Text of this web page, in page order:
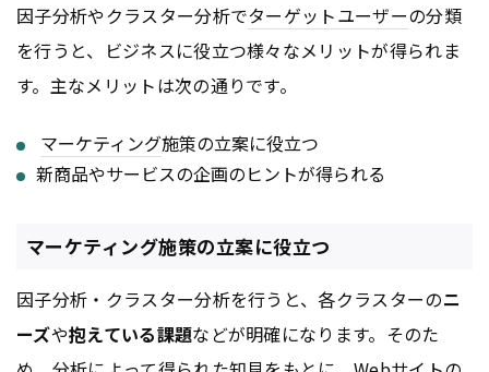
因子分析やクラスター分析でターゲットユーザーの分類
を行うと、ビジネスに役立つ様々なメリットが得られま
す。主なメリットは次の通りです。
マーケティング施策の立案に役立つ
新商品やサービスの企画のヒントが得られる
マーケティング施策の立案に役立つ
因子分析・クラスター分析を行うと、各クラスターのニ
ーズや抱えている課題などが明確になります。そのた